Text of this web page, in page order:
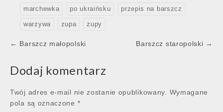
marchewka po ukraińsku przepis na barszcz
warzywa zupa zupy
Post
← Barszcz małopolski Barszcz staropolski →
Dodaj komentarz
Twój adres e-mail nie zostanie opublikowany.
Wymagane
pola są oznaczone *